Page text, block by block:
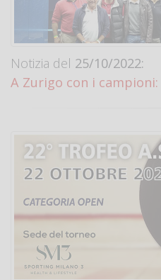
Notizia del 25/10/2022:
A Zurigo con i